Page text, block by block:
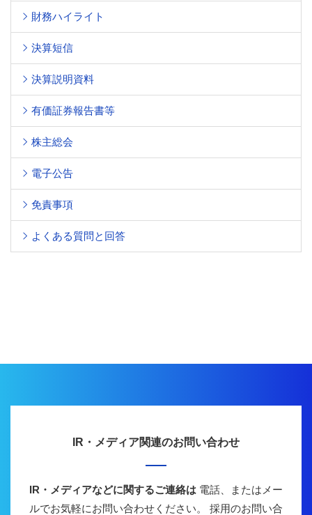
財務ハイライト
決算短信
決算説明資料
有価証券報告書等
株主総会
電子公告
免責事項
よくある質問と回答
IR・メディア関連のお問い合わせ
IR・メディアなどに関するご連絡は 電話、またはメー
ルでお気軽にお問い合わせください。
採用のお問い合